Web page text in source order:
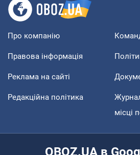
Про компанію
Правова інформація
Реклама на сайті
Редакційна політика
місці
OBOZ.UA в